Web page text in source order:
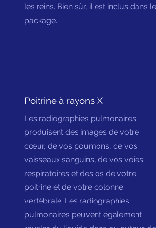
les reins. Bien sûr, il est inclus dans le
package.
Poitrine à rayons X
Les radiographies pulmonaires
produisent des images de votre
cœur, de vos poumons, de vos
vaisseaux sanguins, de vos voies
respiratoires et des os de votre
poitrine et de votre colonne
vertébrale. Les radiographies
pulmonaires peuvent également